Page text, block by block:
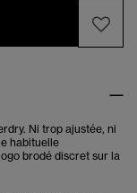
Ni trop ajustée, ni
habituelle
brodé discret sur la